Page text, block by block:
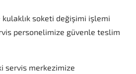
kulaklık soketi değişimi işlemi
personelimize güvenle teslim
servis merkezimize